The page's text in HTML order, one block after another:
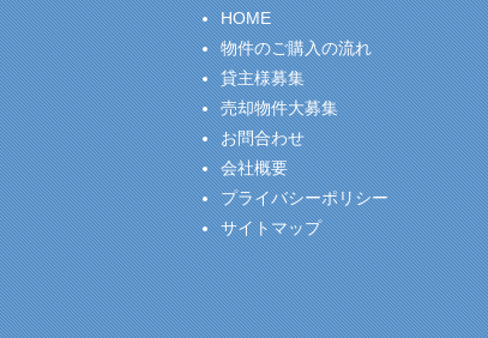
HOME
物件のご購入の流れ
貸主様募集
売却物件大募集
お問合わせ
会社概要
プライバシーポリシー
サイトマップ